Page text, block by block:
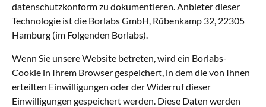
datenschutzkonform zu dokumentieren. Anbieter dieser
Technologie ist die Borlabs GmbH, Rübenkamp 32, 22305
Hamburg (im Folgenden Borlabs).
Wenn Sie unsere Website betreten, wird ein Borlabs-
Cookie in Ihrem Browser gespeichert, in dem die von Ihnen
erteilten Einwilligungen oder der Widerruf dieser
Einwilligungen gespeichert werden. Diese Daten werden